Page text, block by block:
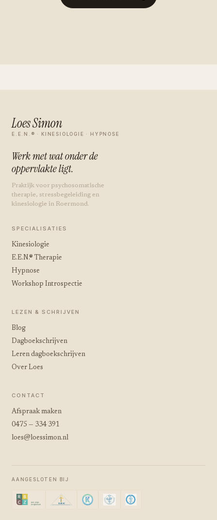
Loes Simon
E.E.N.® · KINESIOLOGIE · HYPNOSE
Werk met wat onder de
oppervlakte ligt.
Praktijk voor psychosomatische
therapie, stressbegeleiding en
kinesiologie in Roermond.
SPECIALISATIES
Kinesiologie
E.E.N.® Therapie
Hypnose
Workshop Introspectie
LEZEN & SCHRIJVEN
Blog
Dagboekschrijven
Leren dagboekschrijven
Over Loes
CONTACT
Afspraak maken
0475 — 334 391
loes@loessimon.nl
AANGESLOTEN BIJ